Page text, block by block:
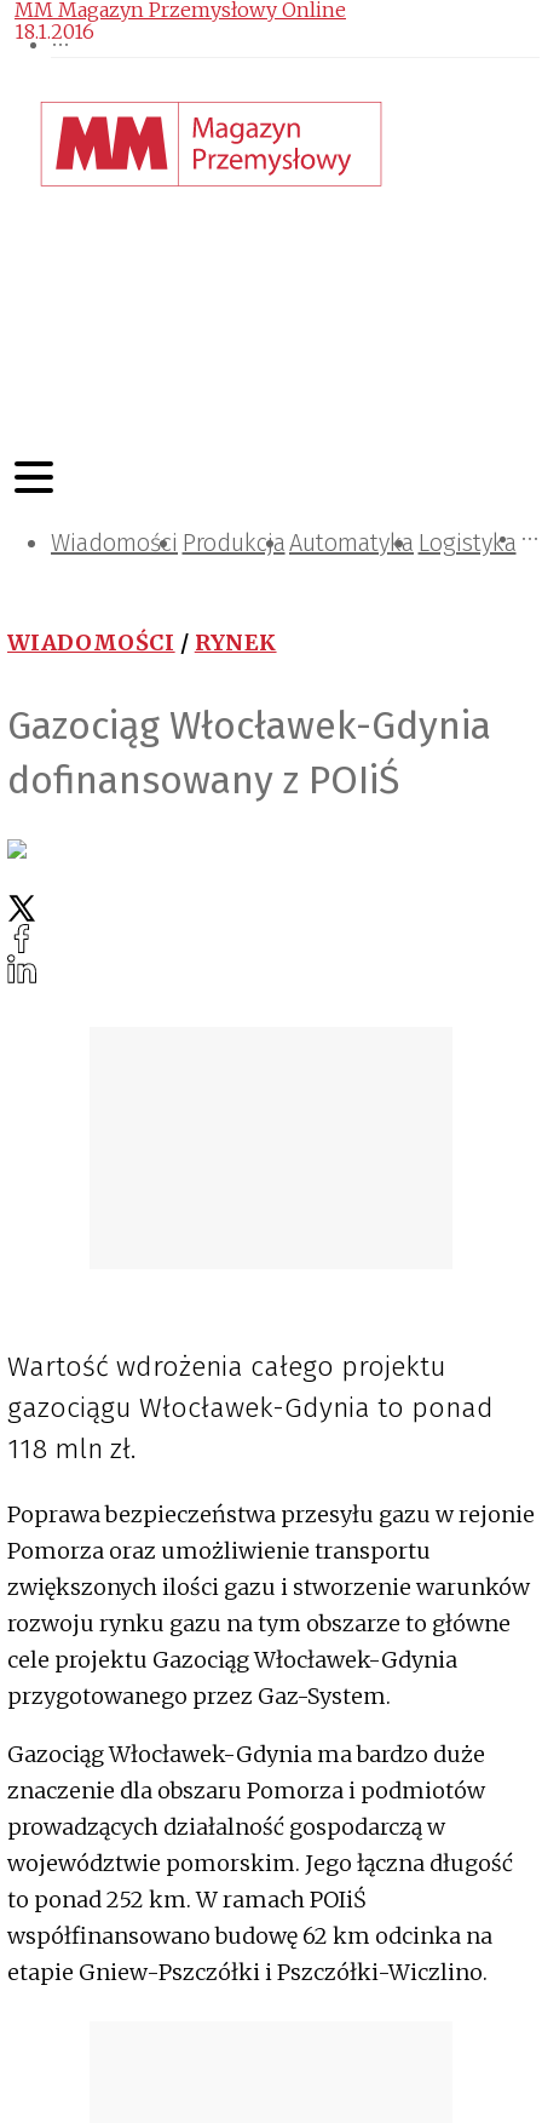
Wiadomości ProdukcjaAutomatyka Logistyka
Projektowanie i konstrukcje
Zarządzanie i IT
Tematy specjalne
WIADOMOŚCI / RYNEK
Gazociąg Włocławek-Gdynia
dofinansowany z POIiŚ
MM Magazyn Przemysłowy Online
18.1.2016
Wartość wdrożenia całego projektu
gazociągu Włocławek-Gdynia to ponad
118 mln zł.
Poprawa bezpieczeństwa przesyłu gazu w rejonie
Pomorza oraz umożliwienie transportu
zwiększonych ilości gazu i stworzenie warunków
rozwoju rynku gazu na tym obszarze to główne
cele projektu Gazociąg Włocławek-Gdynia
przygotowanego przez Gaz-System.
Gazociąg Włocławek-Gdynia ma bardzo duże
znaczenie dla obszaru Pomorza i podmiotów
prowadzących działalność gospodarczą w
województwie pomorskim. Jego łączna długość
to ponad 252 km. W ramach POIiŚ
współfinansowano budowę 62 km odcinka na
etapie Gniew-Pszczółki i Pszczółki-Wiczlino.